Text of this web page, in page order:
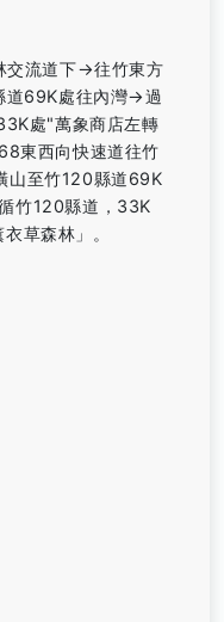
交流道下→往竹東方
道69K處往內灣→過
處"萬象商店左轉
東西向快速道往竹
至竹120縣道69K
竹120縣道，33K
草森林」。